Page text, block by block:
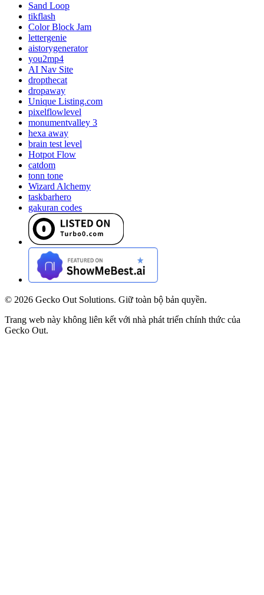
Sand Loop
tikflash
Color Block Jam
lettergenie
aistorygenerator
you2mp4
AI Nav Site
dropthecat
dropaway
Unique Listing.com
pixelflowlevel
monumentvalley 3
hexa away
brain test level
Hotpot Flow
catdom
tonn tone
Wizard Alchemy
taskbarhero
gakuran codes
© 2026 Gecko Out Solutions. Giữ toàn bộ bản quyền.
Trang web này không liên kết với nhà phát triển chính thức của
Gecko Out.